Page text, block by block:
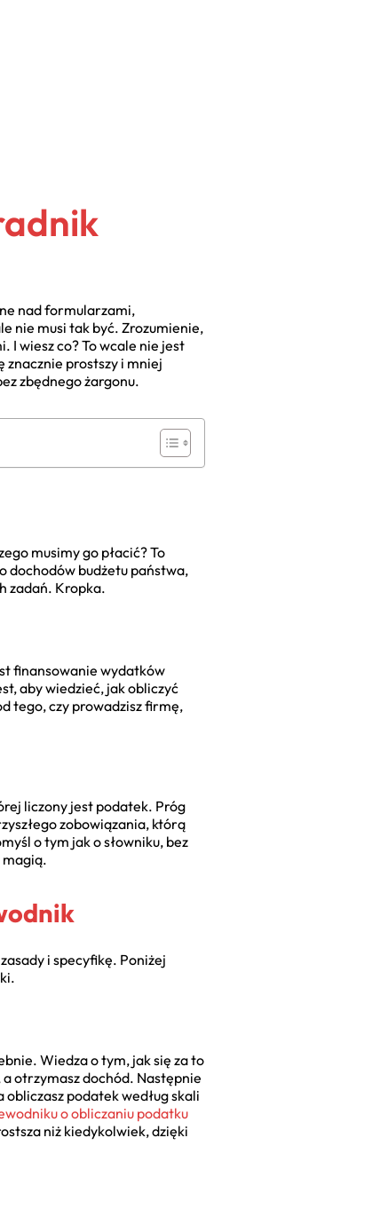
nad formularzami,
nie musi tak być. Zrozumienie,
I wiesz co? To wcale nie jest
znacznie prostszy i mniej
zbędnego żargonu.
musimy go płacić? To
dochodów budżetu państwa,
zadań. Kropka.
finansowanie wydatków
aby wiedzieć, jak obliczyć
tego, czy prowadzisz firmę,
liczony jest podatek. Próg
zobowiązania, którą
o tym jak o słowniku, bez
magią.
i specyfikę. Poniżej
Wiedza o tym, jak się za to
otrzymasz dochód. Następnie
podatek według skali
o obliczaniu podatku
niż kiedykolwiek, dzięki